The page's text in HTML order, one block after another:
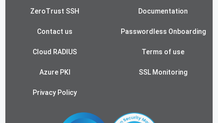
ZeroTrust SSH Documentation
Contact us Passwordless Onboarding
Cloud RADIUS Terms of use
Azure PKI SSL Monitoring
Privacy Policy